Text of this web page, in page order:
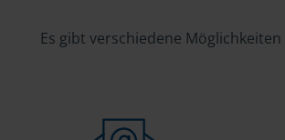
Es gibt verschiedene